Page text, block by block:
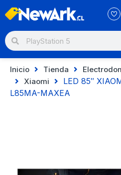
Inicio Tienda
Xiaomi
LED 85″
L85MA-MAXEA